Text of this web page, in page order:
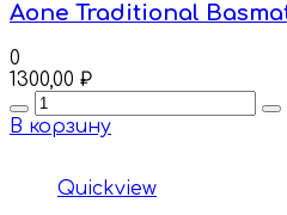
Aone Traditional
0
1300,00 ₽
Quantity
В корзину
Quickview